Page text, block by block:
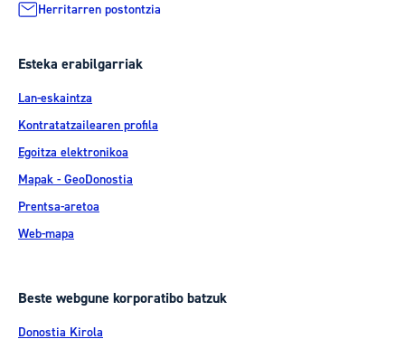
Herritarren postontzia
Esteka erabilgarriak
Lan-eskaintza
Kontratatzailearen profila
Egoitza elektronikoa
Mapak - GeoDonostia
Prentsa-aretoa
Web-mapa
Beste webgune korporatibo batzuk
Donostia Kirola